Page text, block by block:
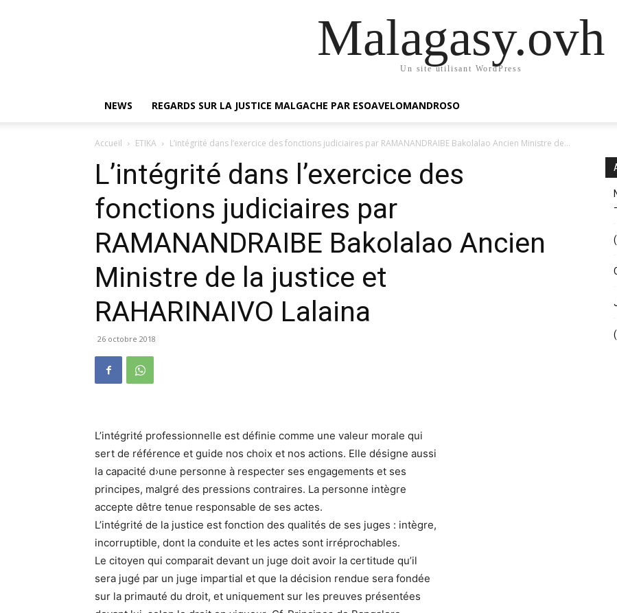
Malagasy.ovh
Un site utilisant WordPress
NEWS REGARDS SUR LA JUSTICE MALGACHE PAR ESOAVELOMANDROSO
Accueil ETIKA L’intégrité dans l’exercice des fonctions judiciaires par RAMANANDRAIBE Bakolalao Ancien Ministre de...
L’intégrité dans l’exercice des
fonctions judiciaires par
RAMANANDRAIBE Bakolalao Ancien
Ministre de la justice et
RAHARINAIVO Lalaina
26 octobre 2018
L’intégrité professionnelle est définie comme une valeur morale qui
sert de référence et guide nos choix et nos actions. Elle désigne aussi
la capacité d›une personne à respecter ses engagements et ses
principes, malgré des pressions contraires. La personne intègre
accepte dêtre tenue responsable de ses actes.
L’intégrité de la justice est fonction des qualités de ses juges : intègre,
incorruptible, dont la conduite et les actes sont irréprochables.
Le citoyen qui comparait devant un juge doit avoir la certitude qu’il
sera jugé par un juge impartial et que la décision rendue sera fondée
sur la primauté du droit, et uniquement sur les preuves présentées